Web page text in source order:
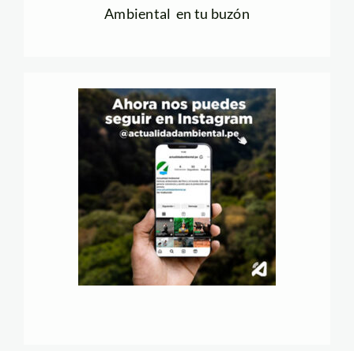
Ambiental en tu buzón